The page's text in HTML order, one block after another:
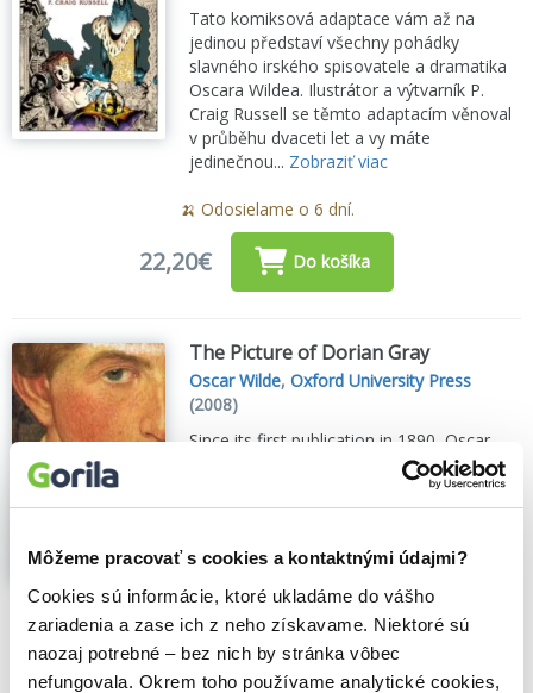
Môžeme pracovať s cookies a kontaktnými údajmi?
Cookies sú informácie, ktoré ukladáme do vášho
zariadenia a zase ich z neho získavame. Niektoré sú
naozaj potrebné – bez nich by stránka vôbec
nefungovala. Okrem toho používame analytické cookies,
Tato komiksová adaptace vám až na
jedinou představí všechny pohádky
slavného irského spisovatele a dramatika
Oscara Wildea. Ilustrátor a výtvarník P.
Craig Russell se těmto adaptacím věnoval
v průběhu dvaceti let a vy máte
jedinečnou... Zobraziť viac
🍌 Odosielame o 6 dní.
22,20€ Do košíka
The Picture of Dorian Gray
Oscar Wilde,Oxford University Press
(2008)
Since its first publication in 1890, Oscar
Wilde's only novel, The Picture of Dorian
Gray, has remained the subject of critical
controversy...Zobraziť viac
🍌 Odosielame o 7 dní.
8,47€ Do košíka